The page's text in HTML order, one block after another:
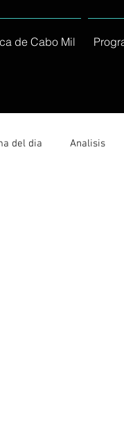
de Cabo Mil
del dia Analisis
Al Cabo Notic